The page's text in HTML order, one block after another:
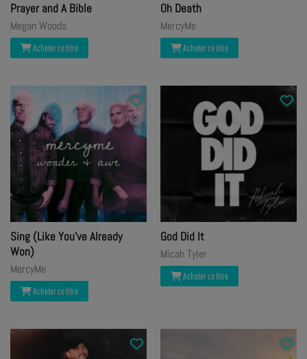
Prayer and A Bible
Megan Woods
Acheter ce titre
Oh Death
MercyMe
Acheter ce titre
Sing (Like You've Already
Won)
MercyMe
Acheter ce titre
God Did It
Micah Tyler
Acheter ce titre